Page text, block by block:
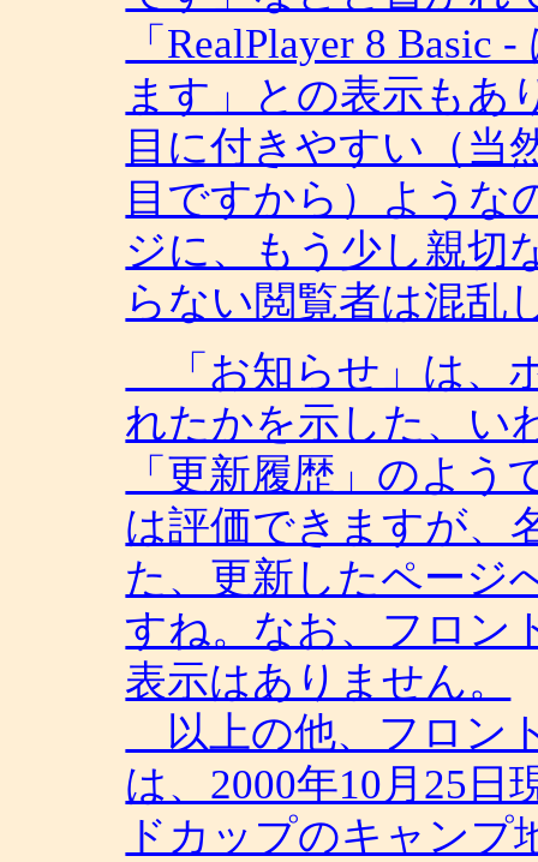
「RealPlayer 8
ます」との表示もあ
目に付きやすい（当
目ですから）ような
ジに、もう少し親切
らない閲覧者は混乱
「お知らせ」は、
れたかを示した、い
「更新履歴」のよ
は評価できますが、
た、更新したページ
すね。なお、フロン
表示はありません。
以上の他、フロン
は、2000年10月25日
ドカップのキャンプ